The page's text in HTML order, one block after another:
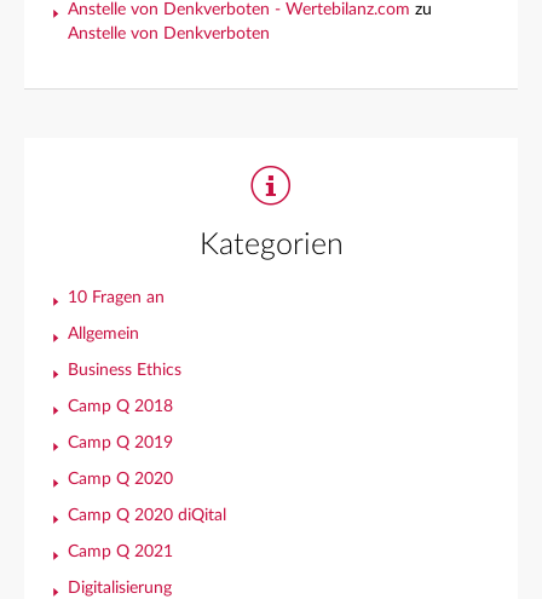
Anstelle von Denkverboten - Wertebilanz.com zu
Anstelle von Denkverboten
Kategorien
10 Fragen an
Allgemein
Business Ethics
Camp Q 2018
Camp Q 2019
Camp Q 2020
Camp Q 2020 diQital
Camp Q 2021
Digitalisierung